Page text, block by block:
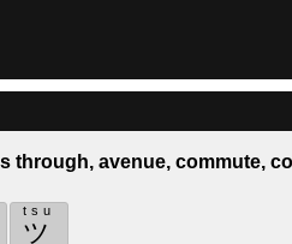
through, avenue, commute,
ツ
tsu